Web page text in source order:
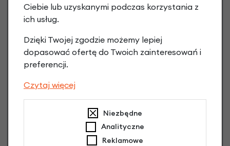
3 miesiące nie płacisz
Raty do 60 miesięcy
Poznaj szczegóły
Ciebie lub uzyskanymi podczas korzystania z
ich usług.
Dzięki Twojej zgodzie możemy lepiej
dopasować ofertę do Twoich zainteresowań i
preferencji.
Czytaj więcej
Niezbędne
Analityczne
Reklamowe